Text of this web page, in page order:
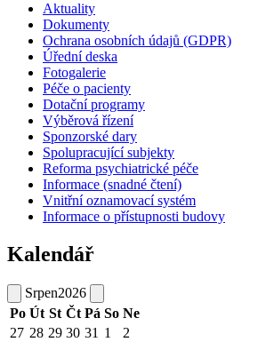
Aktuality
Dokumenty
Ochrana osobních údajů (GDPR)
Úřední deska
Fotogalerie
Péče o pacienty
Dotační programy
Výběrová řízení
Sponzorské dary
Spolupracující subjekty
Reforma psychiatrické péče
Informace (snadné čtení)
Vnitřní oznamovací systém
Informace o přístupnosti budovy
Kalendář
Srpen2026
Po Út St Čt Pá So Ne
27 28 29 30 31 1
2